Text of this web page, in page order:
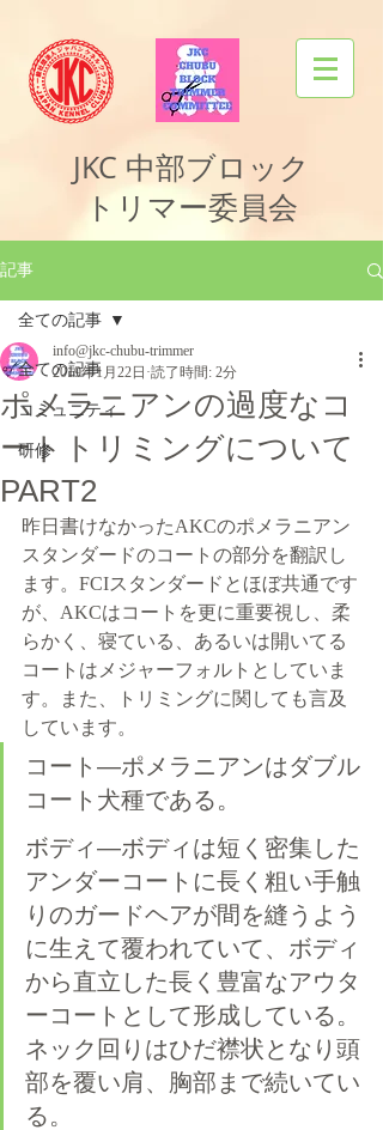
JKC 中部ブロック
トリマー委員会
記事
全ての記事
コミュニティ
研修
全ての記事
ポメラニアンの過度なコ
ートトリミングについて
PART2
info@jkc-chubu-trimmer
2019年1月22日 読了時間: 2分
昨日書けなかったAKCのポメラニアン
スタンダードのコートの部分を翻訳し
ます。FCIスタンダードとほぼ共通です
が、AKCはコートを更に重要視し、柔
らかく、寝ている、あるいは開いてる
コートはメジャーフォルトとしていま
す。また、トリミングに関しても言及
しています。
コート―ポメラニアンはダブル
コート犬種である。
ボディ―ボディは短く密集した
アンダーコートに長く粗い手触
りのガードヘアが間を縫うよう
に生えて覆われていて、ボディ
から直立した長く豊富なアウタ
ーコートとして形成している。
ネック回りはひだ襟状となり頭
部を覆い肩、胸部まで続いてい
る。